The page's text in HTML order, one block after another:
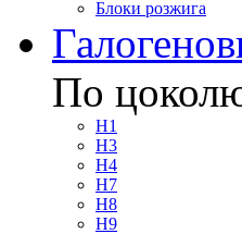
Блоки розжига
По
H1
H3
H4
H7
H8
H9